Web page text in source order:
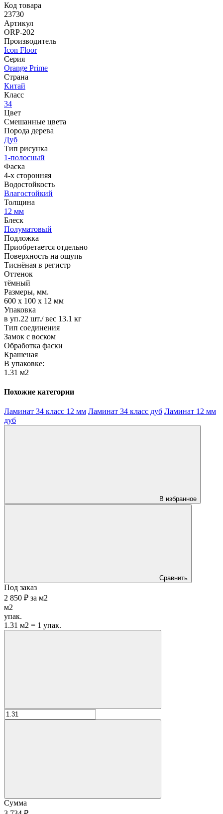
Код товара
23730
Артикул
ORP-202
Производитель
Icon Floor
Серия
Orange Prime
Страна
Китай
Класс
34
Цвет
Смешанные цвета
Порода дерева
Дуб
Тип рисунка
1-полосный
Фаска
4-х сторонняя
Водостойкость
Влагостойкий
Толщина
12 мм
Блеск
Полуматовый
Подложка
Приобретается отдельно
Поверхность на ощупь
Тиснёная в регистр
Оттенок
тёмный
Размеры, мм.
600 х 100 х 12 мм
Упаковка
в уп.22 шт./ вес 13.1 кг
Тип соединения
Замок с воском
Обработка фаски
Крашеная
В упаковке:
1.31 м2
Похожие категории
Ламинат 34 класс 12 мм Ламинат 34 класс дуб Ламинат 12 мм
дуб
В избранное
Сравнить
Под заказ
2 850 ₽ за м2
м2
упак.
1.31 м2 = 1 упак.
Сумма